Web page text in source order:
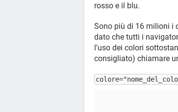
rosso e il blu.
Sono più di 16 milioni i
dato che tutti i
l'uso dei colori
consigliato) chiamare